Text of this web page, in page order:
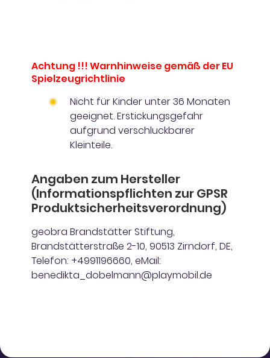
Achtung !!! Warnhinweise gemäß der EU
Spielzeugrichtlinie
Nicht für Kinder unter 36 Monaten
geeignet. Erstickungsgefahr
aufgrund verschluckbarer
Kleinteile.
Angaben zum Hersteller
(Informationspflichten zur GPSR
Produktsicherheitsverordnung)
geobra Brandstätter Stiftung,
Brandstätterstraße 2-10, 90513 Zirndorf, DE,
Telefon: +4991196660, eMail:
benedikta_dobelmann@playmobil.de